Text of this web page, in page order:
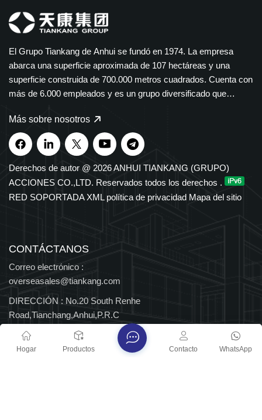
El Grupo Tiankang de Anhui se fundó en 1974. La empresa
abarca una superficie aproximada de 107 hectáreas y una
superficie construida de 700.000 metros cuadrados. Cuenta con
más de 6.000 empleados y es un grupo diversificado que
instrumentos y medidores, cables ópticos, productos médicos y
farmacéuticos, equipos eléctricos inteligentes y bandejas de
cables de polímero. Nuestros productos se utilizan ampliamente
en los sectores petroquímico, eléctrico, de transporte y de
nuevas energías. El Grupo cuenta con derechos de importación
y exportación independientes y ha sido reconocido durante
múltiples distinciones provinciales y nacionales.
Más sobre nosotros
Derechos de autor @ 2026 ANHUI TIANKANG (GRUPO)
ACCIONES CO.,LTD. Reservados todos los derechos .
RED SOPORTADA XML política de privacidad Mapa del sitio
CONTÁCTANOS
Correo electrónico :
overseasales@tiankang.com
DIRECCIÓN : No.20 South Renhe
Road,Tianchang,Anhui,P.R.C
Derechos de autor @ 2026 ANHUI TIANKANG (GRUPO)
Hogar Productos WhatsApp
Contacto